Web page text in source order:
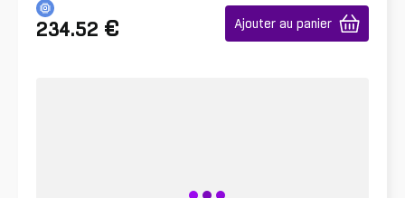
234.52 € Ajouter au panier